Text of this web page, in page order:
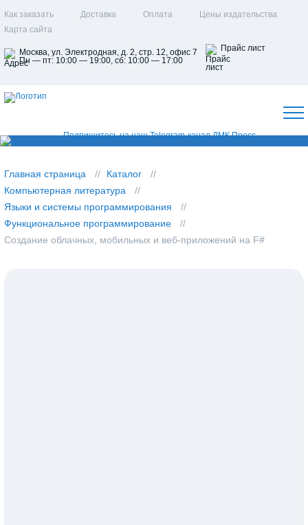
Как заказать Доставка Оплата
Цены издательства
Карта сайта
Москва, ул. Электродная, д. 2, стр. 12, офис 7
Пн — пт: 10:00 — 19:00, сб: 10:00 — 17:00
Прайс лист
Главная страница
Каталог
Компьютерная литература
Языки и системы программирования
Функциональное программирование
Создание облачных, мобильных и веб-приложений на F#